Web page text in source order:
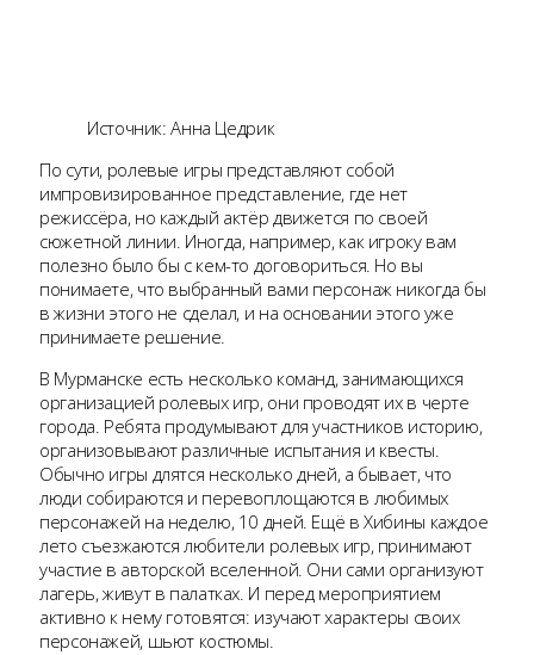
Источник: Анна Цедрик
По сути, ролевые игры представляют собой
импровизированное представление, где нет
режиссёра, но каждый актёр движется по своей
сюжетной линии. Иногда, например, как игроку вам
полезно было бы с кем-то договориться. Но вы
понимаете, что выбранный вами персонаж никогда бы
в жизни этого не сделал, и на основании этого уже
принимаете решение.
В Мурманске есть несколько команд, занимающихся
организацией ролевых игр, они проводят их в черте
города. Ребята продумывают для участников историю,
организовывают различные испытания и квесты.
Обычно игры длятся несколько дней, а бывает, что
люди собираются и перевоплощаются в любимых
персонажей на неделю, 10 дней. Ещё в Хибины каждое
лето съезжаются любители ролевых игр, принимают
участие в авторской вселенной. Они сами организуют
лагерь, живут в палатках. И перед мероприятием
активно к нему готовятся: изучают характеры своих
персонажей, шьют костюмы.